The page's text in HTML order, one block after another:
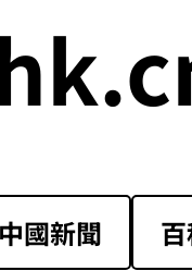
中國新聞